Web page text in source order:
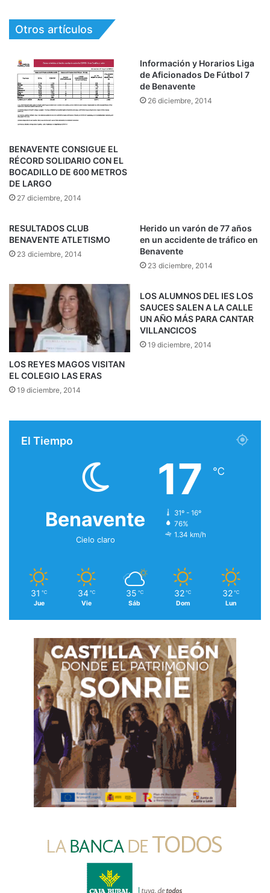
Otros artículos
BENAVENTE CONSIGUE EL
RÉCORD SOLIDARIO CON EL
BOCADILLO DE 600 METROS
DE LARGO
27 diciembre, 2014
Información y Horarios Liga
de Aficionados De Fútbol 7
de Benavente
26 diciembre, 2014
RESULTADOS CLUB
BENAVENTE ATLETISMO
23 diciembre, 2014
Herido un varón de 77 años
en un accidente de tráfico en
Benavente
23 diciembre, 2014
LOS REYES MAGOS VISITAN
EL COLEGIO LAS ERAS
19 diciembre, 2014
LOS ALUMNOS DEL IES LOS
SAUCES SALEN A LA CALLE
UN AÑO MÁS PARA CANTAR
VILLANCICOS
19 diciembre, 2014
El Tiempo
Benavente
Cielo claro
17 ℃
31º - 16º
76%
1.34 km/h
31 ℃
Jue
34 ℃
Vie
35 ℃
Sáb
32 ℃
Dom
32 ℃
Lun